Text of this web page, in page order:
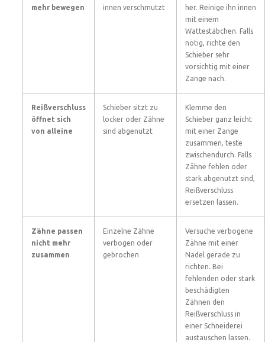
mehr bewegen
innen verschmutzt
her. Reinige ihn innen
mit einem
Wattestäbchen. Falls
nötig, richte den
Schieber sehr
vorsichtig mit einer
Zange nach.
Reißverschluss
öffnet sich
von alleine
Schieber sitzt zu
locker oder Zähne
sind abgenutzt
Klemme den
Schieber ganz leicht
mit einer Zange
zusammen, teste
zwischendurch. Falls
Zähne fehlen oder
stark abgenutzt sind,
Reißverschluss
ersetzen lassen.
Zähne passen
nicht mehr
zusammen
Einzelne Zähne
verbogen oder
gebrochen
Versuche verbogene
Zähne mit einer
Nadel gerade zu
richten. Bei
fehlenden oder stark
beschädigten
Zähnen den
Reißverschluss in
einer Schneiderei
austauschen lassen.